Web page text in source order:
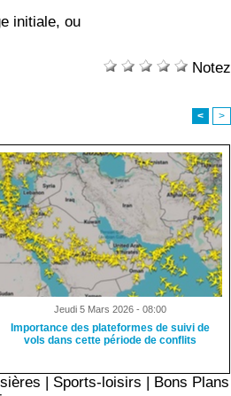
initiale, ou
Notez
< >
Jeudi 5 Mars 2026 - 08:00
Importance des plateformes de suivi de
vols dans cette période de conflits
| Sports-loisirs | Bons Plans